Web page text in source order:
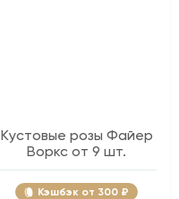
Кустовые розы Файер
Воркс от 9 шт.
Кэшбэк 300 ₽